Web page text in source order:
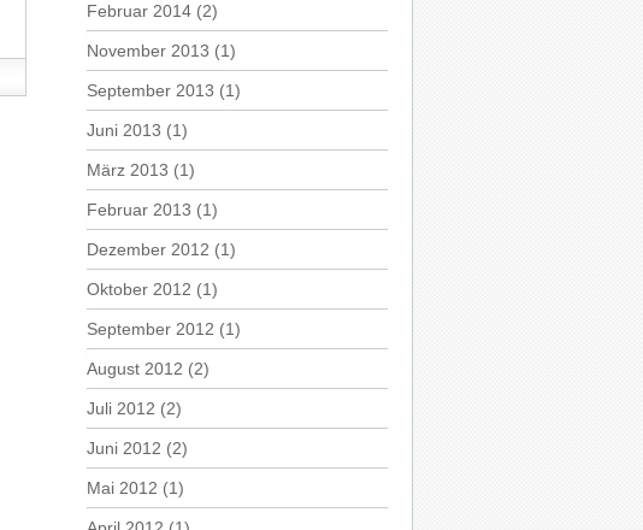
Februar 2014 (2)
November 2013 (1)
September 2013 (1)
Juni 2013 (1)
März 2013 (1)
Februar 2013 (1)
Dezember 2012 (1)
Oktober 2012 (1)
September 2012 (1)
August 2012 (2)
Juli 2012 (2)
Juni 2012 (2)
Mai 2012 (1)